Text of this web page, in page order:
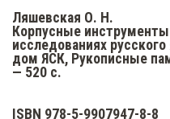
Ляшевская О. Н.
Корпусные
исследованиях
дом ЯСК, Рукописные
— 520 с.
ISBN 978-5-9907947-8-8